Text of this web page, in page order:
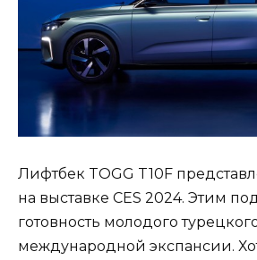
Лифтбек TOGG T10F
на выставке CES 2024. Этим
готовность молодого
международной экспансии.